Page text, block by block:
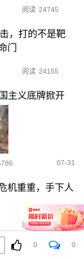
阅读 24745
，打的不是靶
门
阅读 24155
主义底牌掀开
07-31
机重重，手下人
阅读 14274
斯无人机是如何
0 0